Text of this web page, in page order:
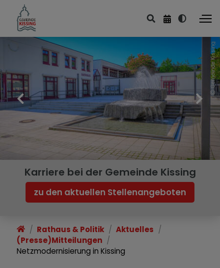
Gemeinde Kissing
Karriere bei der Gemeinde Kissing
zu den aktuellen Stellenangeboten
Rathaus & Politik
Aktuelles
(Presse)Mitteilungen
Netzmodernisierung in Kissing